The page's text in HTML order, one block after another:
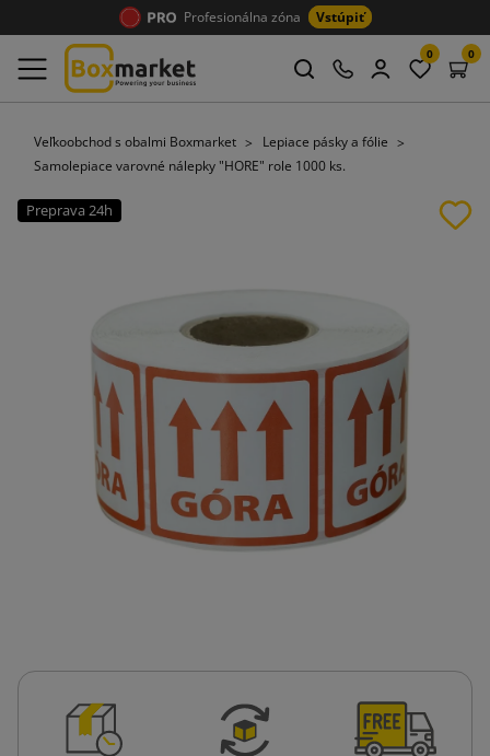
Profesionálna zóna Vstúpiť
0 0
Veľkoobchod s obalmi Boxmarket
Lepiace pásky a fólie
Samolepiace varovné nálepky "HORE" role 1000 ks.
Preprava 24h